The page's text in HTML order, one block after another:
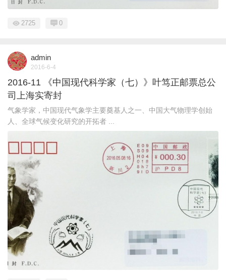
2725 0
admin
2016-6-4
2016-11 《中国现代科学家（七）》叶笃正邮票总公
司上海实寄封
气象学家，中国现代气象学主要奠基人之一、中国大气物理学创始
人、全球气候变化研究的开拓者 ...